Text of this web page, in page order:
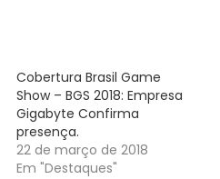
Cobertura Brasil Game
Show – BGS 2018: Empresa
Gigabyte Confirma
presença.
22 de março de 2018
Em "Destaques"